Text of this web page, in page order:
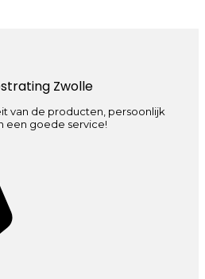
Zwolle
van de producten, persoonlijk
een goede service!